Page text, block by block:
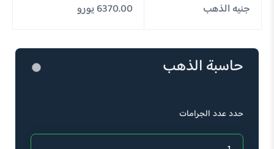
جنيه الذهب 6370.00 يورو
حاسبة الذهب
حدد عدد الجرامات